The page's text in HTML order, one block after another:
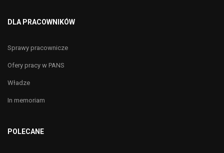
DLA PRACOWNIKÓW
Sprawy pracownicze
Ofery pracy w PANS
Władze
In memoriam
POLECANE